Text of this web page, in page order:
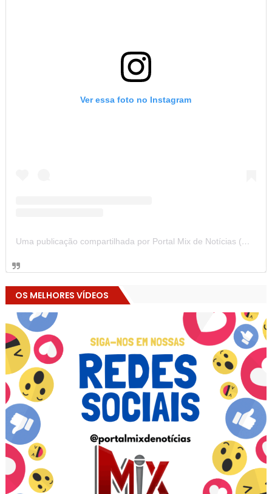
Ver essa foto no Instagram
Uma publicação compartilhada por Portal Mix de Notícias (@portalmixdenoticias)
OS MELHORES VÍDEOS